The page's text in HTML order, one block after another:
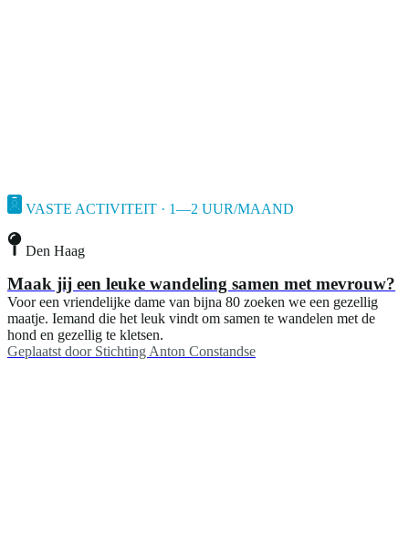
VASTE ACTIVITEIT · 1—2 UUR/MAAND
Den Haag
Maak jij een leuke wandeling samen met mevrouw?
Voor een vriendelijke dame van bijna 80 zoeken we een gezellig
maatje. Iemand die het leuk vindt om samen te wandelen met de
hond en gezellig te kletsen.
Geplaatst door Stichting Anton Constandse